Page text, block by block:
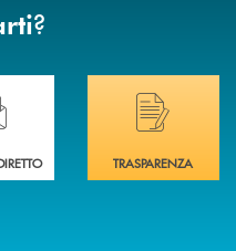
?
di assistenza immediata?
Hai bisogno di
TRASPARENZA